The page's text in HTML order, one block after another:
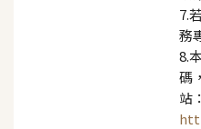
7.
務
8.
碼
站：